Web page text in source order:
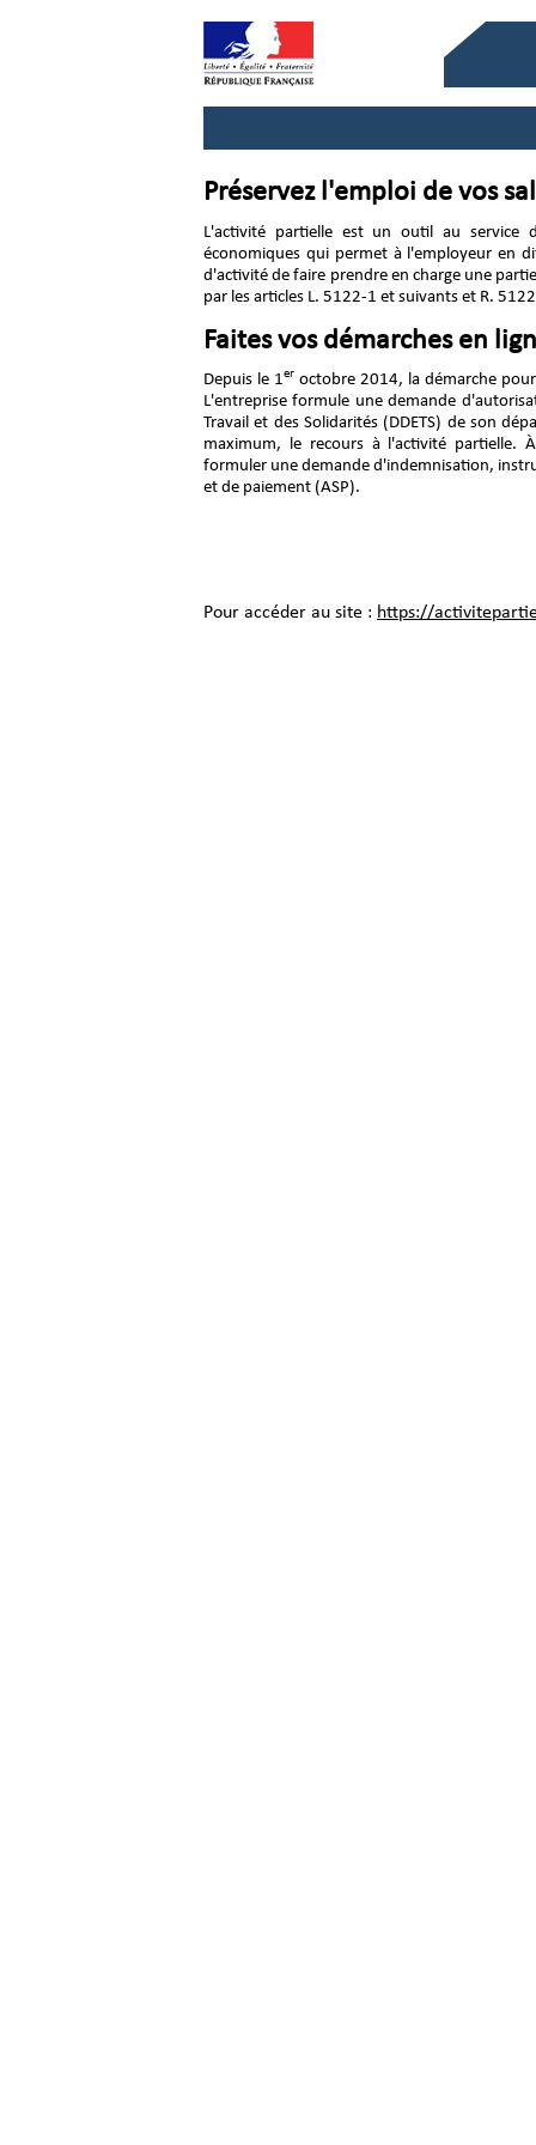
Préservez l'emploi de vos
L'activité partielle est un outil au service
économiques qui permet à l'employeur en
d'activité de faire prendre en charge une
par les articles L. 5122-1 et suivants et R.
Faites vos démarches en
Depuis le 1er octobre 2014, la démarche
L'entreprise formule une demande
Travail et des Solidarités (DDETS) de son
maximum, le recours à l'activité partielle.
formuler une demande d'indemnisation,
et de paiement (ASP).
Pour accéder au site : https://